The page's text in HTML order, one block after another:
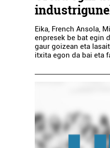
Eika, French Ansola,
enpresek be bat egin
gaur goizean eta
itxita egon da bai eta